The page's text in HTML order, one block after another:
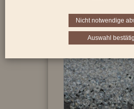
Nicht notwendige
Auswahl